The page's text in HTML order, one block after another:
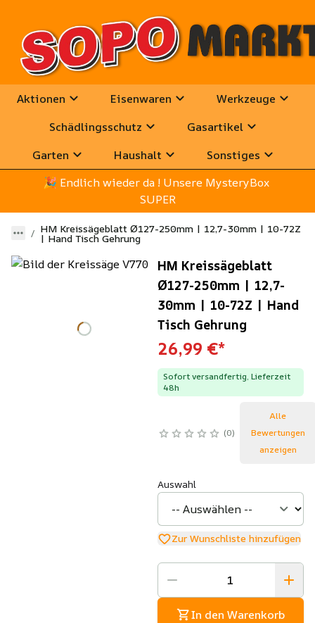
Aktionen Eisenwaren
Werkzeuge
Schädlingsschutz
Gasartikel
Garten
Haushalt
Sonstiges
🎉 Endlich wieder da ! Unsere MysteryBox
SUPER
HM Kreissägeblatt Ø127-250mm | 12,7-30mm | 10-72Z
| Hand Tisch Gehrung
HM Kreissägeblatt
Ø127-250mm | 12,7-
30mm | 10-72Z | Hand
Tisch Gehrung
26,99 €*
Sofort versandfertig, Lieferzeit
48h
0
Alle
Bewertungen
anzeigen
Auswahl
Zur Wunschliste hinzufügen
In den Warenkorb